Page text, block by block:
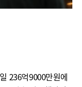
236억9000만원에